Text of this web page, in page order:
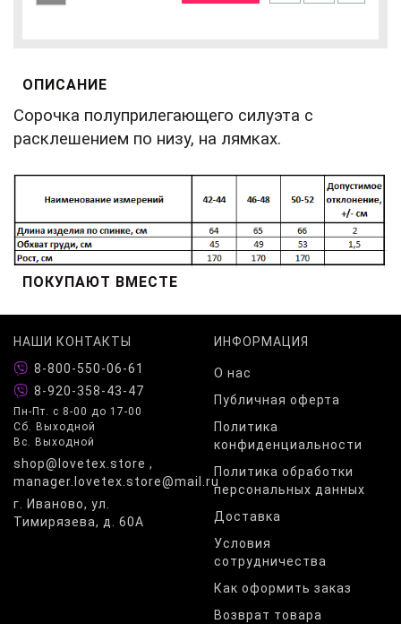
ОПИСАНИЕ
Сорочка полуприлегающего силуэта с
расклешением по низу, на лямках.
ПОКУПАЮТ ВМЕСТЕ
НАШИ КОНТАКТЫ
8-800-550-06-61
8-920-358-43-47
Пн-Пт. с 8-00 до 17-00
Сб. Выходной
Вс. Выходной
shop@lovetex.store ,
manager.lovetex.store@mail.ru
г. Иваново, ул.
Тимирязева, д. 60А
ИНФОРМАЦИЯ
О нас
Публичная оферта
Политика
конфиденциальности
Политика обработки
персональных данных
Доставка
Условия
сотрудничества
Как оформить заказ
Возврат товара